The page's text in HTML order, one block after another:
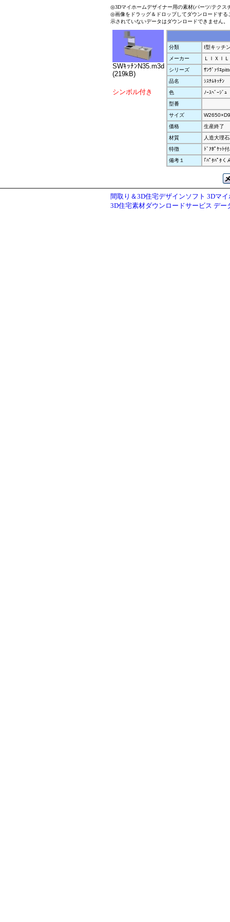
◎3Dマイホームデザイナー用の素材(パーツ/テクス
◎画像をドラッグ＆ドロップしてダウンロードす
示されていないデータはダウンロードできません。
SWｷｯﾁﾝN35.m3d
(219kB)
シンボル付き
分類
I型キッチ
メーカー
ＬＩＸＩＬ
シリーズ
ｻﾝｳﾞｧﾘｴ
品名
ｼｽﾃﾑｷｯﾁﾝ
色
ﾉｰｽﾍﾞｰｼﾞｭ
型番
サイズ
価格
生産終了
材質
人造大理
特徴
ﾄﾞｱﾎﾟｹｯﾄ
備考１
｢ﾊﾟﾀﾊﾟﾀく
間取り＆3D住宅デザインソフト 3Dマ
3D住宅素材ダウンロードサービス デー